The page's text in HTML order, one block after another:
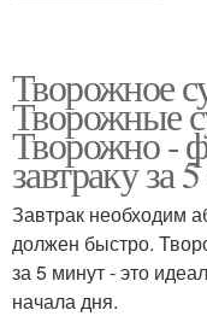
Творожное
Творожные
Творожно -
завтраку за
Завтрак необходим
должен быстро.
за 5 минут - это
начала дня.